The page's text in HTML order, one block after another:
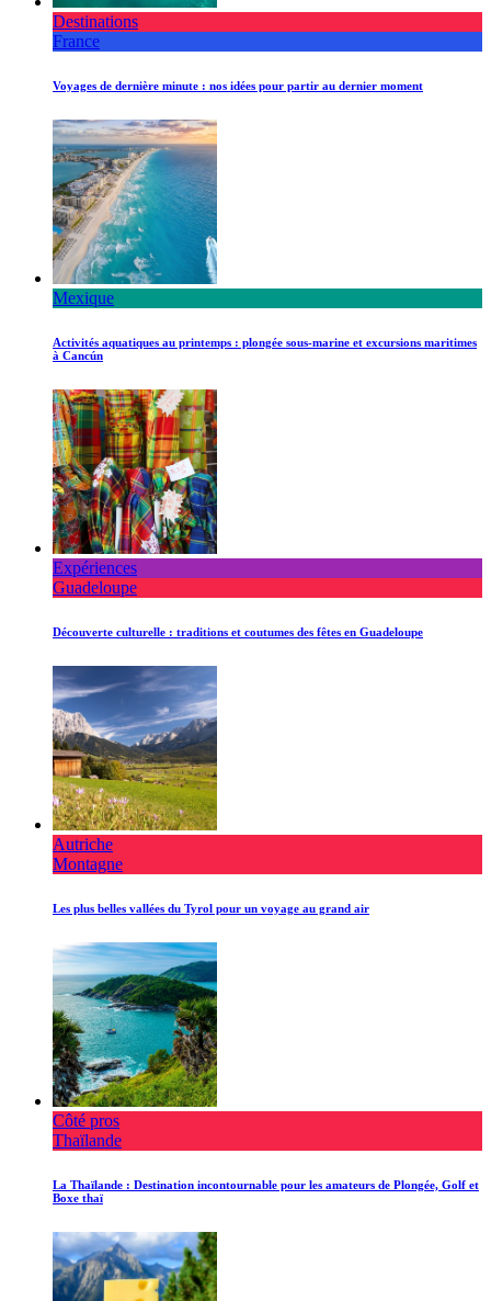
Destinations
France
Voyages de dernière minute : nos idées pour partir au dernier moment
Mexique
Activités aquatiques au printemps : plongée sous-marine et excursions maritimes
à Cancún
Expériences
Guadeloupe
Découverte culturelle : traditions et coutumes des fêtes en Guadeloupe
Autriche
Montagne
Les plus belles vallées du Tyrol pour un voyage au grand air
Côté pros
Thaïlande
La Thaïlande : Destination incontournable pour les amateurs de Plongée, Golf et
Boxe thaï